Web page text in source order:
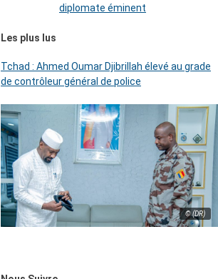
diplomate éminent
Les plus lus
Tchad : Ahmed Oumar Djibrillah élevé au grade
de contrôleur général de police
© (DR)